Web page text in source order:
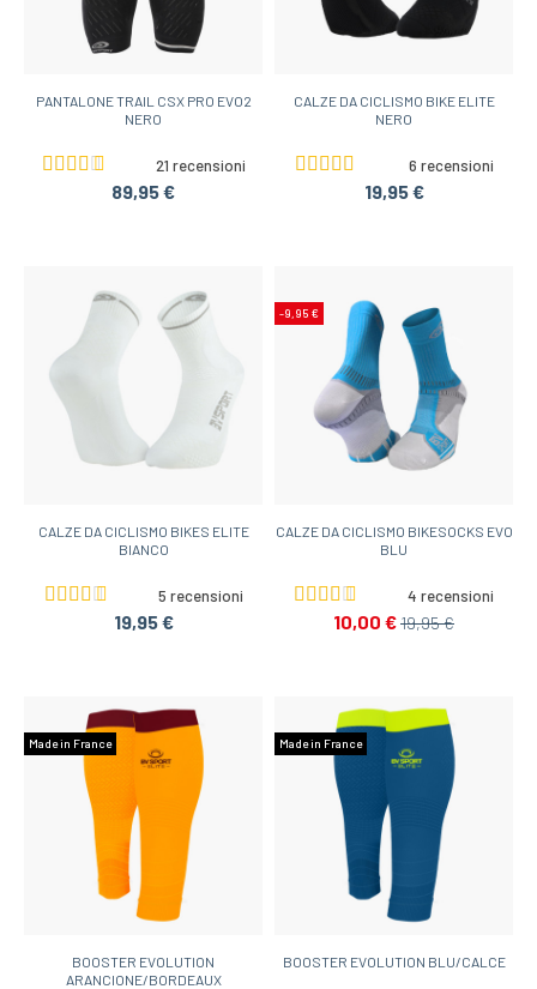
PANTALONE TRAIL CSX PRO EVO2
NERO
21 recensioni
89,95 €
CALZE DA CICLISMO BIKE ELITE
NERO
6 recensioni
19,95 €
CALZE DA CICLISMO BIKES ELITE
BIANCO
5 recensioni
19,95 €
-9,95 €
CALZE DA CICLISMO BIKESOCKS EVO
BLU
4 recensioni
10,00 €19,95 €
Made in France
BOOSTER EVOLUTION
ARANCIONE/BORDEAUX
Made in France
BOOSTER EVOLUTION BLU/CALCE